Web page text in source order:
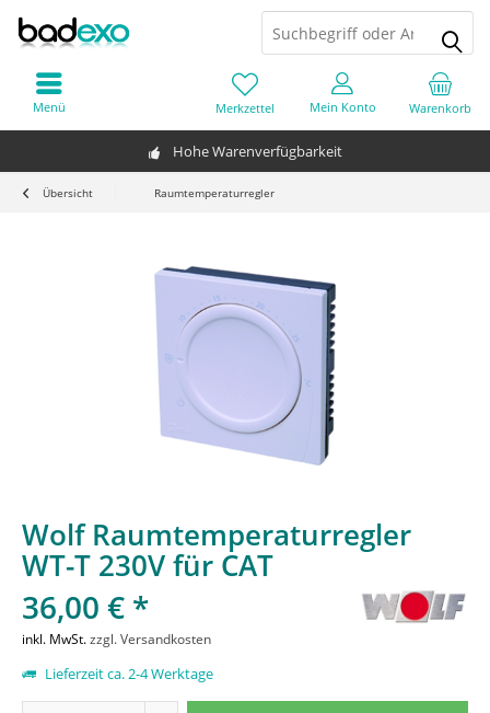
Hohe Warenverfügbarkeit
Warenkorb
Merkzettel Mein Konto
Menü
Übersicht Raumtemperaturregler
Wolf Raumtemperaturregler
WT-T 230V für CAT
36,00 € *
inkl. MwSt.zzgl. Versandkosten
Lieferzeit ca. 2-4 Werktage